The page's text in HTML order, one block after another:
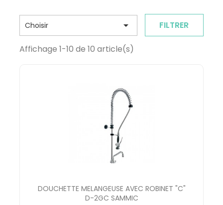
Choisir  FILTRER
Affichage 1-10 de 10 article(s)
DOUCHETTE MELANGEUSE AVEC ROBINET "C"
D-2GC SAMMIC